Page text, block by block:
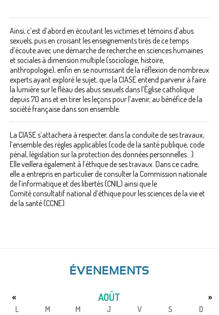
Ainsi, c’est d’abord en écoutant les victimes et témoins d’abus
sexuels, puis en croisant les enseignements tirés de ce temps
d’écoute avec une démarche de recherche en sciences humaines
et sociales à dimension multiple (sociologie, histoire,
anthropologie), enfin en se nourrissant de la réflexion de nombreux
experts ayant exploré le sujet, que la CIASE entend parvenir à faire
la lumière sur le fléau des abus sexuels dans l’Église catholique
depuis 70 ans et en tirer les leçons pour l’avenir, au bénéfice de la
société française dans son ensemble.
La CIASE s’attachera à respecter, dans la conduite de ses travaux,
l’ensemble des règles applicables (code de la santé publique, code
pénal, législation sur la protection des données personnelles…).
Elle veillera également à l’éthique de ses travaux. Dans ce cadre,
elle a entrepris en particulier de consulter la Commission nationale
de l’informatique et des libertés (CNIL) ainsi que le
Comité consultatif national d’éthique pour les sciences de la vie et
de la santé (CCNE).
ÉVENEMENTS
AOÛT
« »
L M M J V S
D